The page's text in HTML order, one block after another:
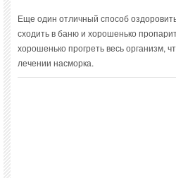
Еще один отличный способ
сходить в баню и хорошенько
хорошенько прогреть весь организм,
лечении насморка.